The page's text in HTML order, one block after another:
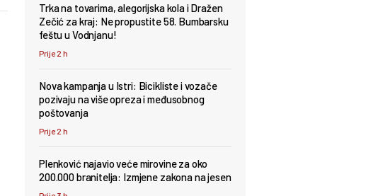
Trka na tovarima, alegorijska kola i Dražen
Zečić za kraj: Ne propustite 58. Bumbarsku
feštu u Vodnjanu!
Prije 2 h
Nova kampanja u Istri: Bicikliste i vozače
pozivaju na više opreza i međusobnog
poštovanja
Prije 2 h
Plenković najavio veće mirovine za oko
200.000 branitelja: Izmjene zakona na jesen